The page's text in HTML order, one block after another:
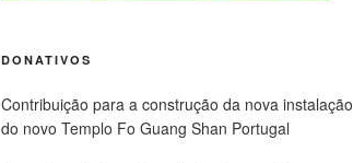
DONATIVOS
Contribuição para a construção da nova instalação
do novo Templo Fo Guang Shan Portugal